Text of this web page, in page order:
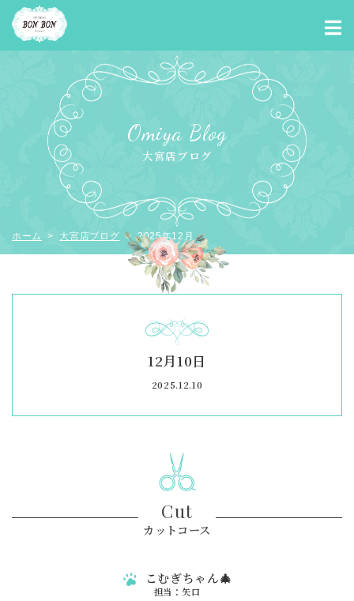
Omiya Blog
大宮店ブログ
ホーム > 大宮店ブログ > 2025年12月
12月10日
2025.12.10
Cut
カットコース
こむぎちゃん🎄
担当：矢口